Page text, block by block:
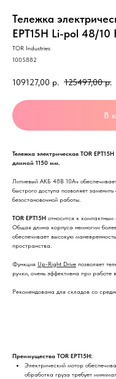
Тележка
EPT15H Li-pol 48/10
TOR Industries
1005882
109127,00 р. 125497,00 р.
В
Тележка электрическая TOR
длиной 1150 мм.
Литиевый АКБ 48В 10Ач
быстрого доступа позволяет
безостановочной работы.
TOR EPT15H относится к
Общая длина корпуса немногим
обеспечивает высокую
пространства.
Функция Up-Right Drive позволяет
ручки, очень эффективна при работе
Рекомендована для складов со
Преимущества TOR EPT15H:
Электрический мотор
обработка груза требует